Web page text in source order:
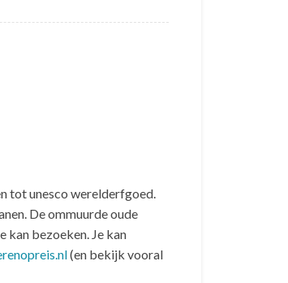
tot unesco werelderfgoed.
De ommuurde oude
kan bezoeken. Je kan
(en bekijk vooral